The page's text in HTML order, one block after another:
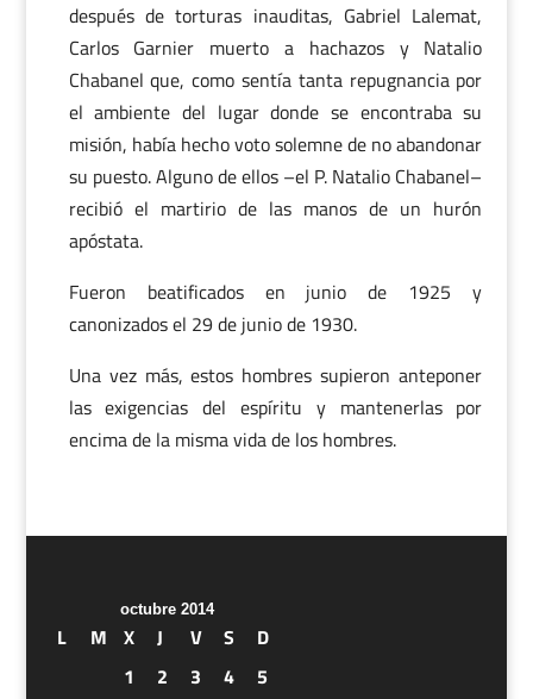
después de torturas inauditas, Gabriel Lalemat,
Carlos Garnier muerto a hachazos y Natalio
Chabanel que, como sentía tanta repugnancia por
el ambiente del lugar donde se encontraba su
misión, había hecho voto solemne de no abandonar
su puesto. Alguno de ellos –el P. Natalio Chabanel–
recibió el martirio de las manos de un hurón
apóstata.
Fueron beatificados en junio de 1925 y
canonizados el 29 de junio de 1930.
Una vez más, estos hombres supieron anteponer
las exigencias del espíritu y mantenerlas por
encima de la misma vida de los hombres.
octubre 2014
L M X J V S
D
1
2 3 4
5